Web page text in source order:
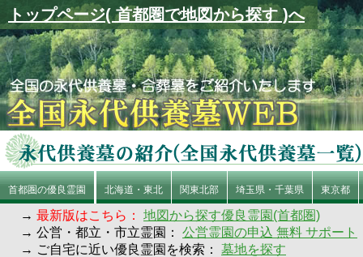
トップページ( 首都圏で地図から探す )へ
首都圏の優良霊園 北海道・東北 関東北部 埼玉県・千葉県 東京都
→ 最新版はこちら：
地図から探す優良霊園(首都圏)
→ 公営・都立・市立霊園： 公営霊園の申込 無料 サポート
→ ご自宅に近い優良霊園を検索： 墓地を探す